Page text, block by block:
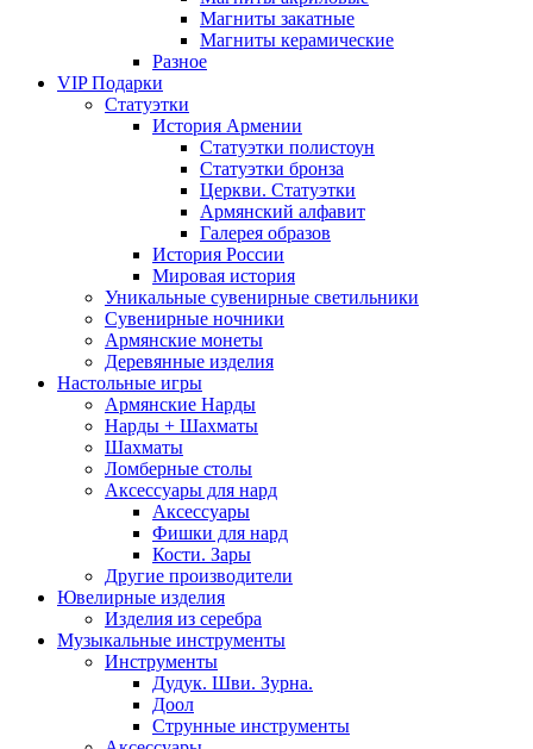
Магниты закатные
Магниты керамические
Разное
VIP Подарки
Статуэтки
История Армении
Статуэтки полистоун
Статуэтки бронза
Церкви. Статуэтки
Армянский алфавит
Галерея образов
История России
Мировая история
Уникальные сувенирные светильники
Сувенирные ночники
Армянские монеты
Деревянные изделия
Настольные игры
Армянские Нарды
Нарды + Шахматы
Шахматы
Ломберные столы
Аксессуары для нард
Аксессуары
Фишки для нард
Кости. Зары
Другие производители
Ювелирные изделия
Изделия из серебра
Музыкальные инструменты
Инструменты
Дудук. Шви. Зурна.
Доол
Струнные инструменты